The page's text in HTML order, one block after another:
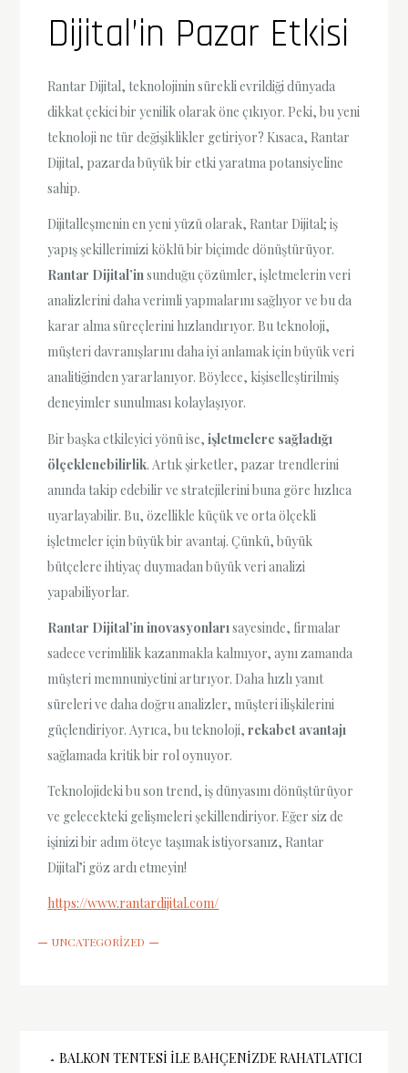
Dijital’in Pazar Etkisi
Rantar Dijital, teknolojinin sürekli evrildiği dünyada
dikkat çekici bir yenilik olarak öne çıkıyor. Peki, bu yeni
teknoloji ne tür değişiklikler getiriyor? Kısaca, Rantar
Dijital, pazarda büyük bir etki yaratma potansiyeline
sahip.
Dijitalleşmenin en yeni yüzü olarak, Rantar Dijital; iş
yapış şekillerimizi köklü bir biçimde dönüştürüyor.
Rantar Dijital’insunduğu çözümler, işletmelerin veri
analizlerini daha verimli yapmalarını sağlıyor ve bu da
karar alma süreçlerini hızlandırıyor. Bu teknoloji,
müşteri davranışlarını daha iyi anlamak için büyük veri
analitiğinden yararlanıyor. Böylece, kişiselleştirilmiş
deneyimler sunulması kolaylaşıyor.
Bir başka etkileyici yönü ise,işletmelere sağladığı
ölçeklenebilirlik. Artık şirketler, pazar trendlerini
anında takip edebilir ve stratejilerini buna göre hızlıca
uyarlayabilir. Bu, özellikle küçük ve orta ölçekli
işletmeler için büyük bir avantaj. Çünkü, büyük
bütçelere ihtiyaç duymadan büyük veri analizi
yapabiliyorlar.
Rantar Dijital’in inovasyonları sayesinde, firmalar
sadece verimlilik kazanmakla kalmıyor, aynı zamanda
müşteri memnuniyetini artırıyor. Daha hızlı yanıt
süreleri ve daha doğru analizler, müşteri ilişkilerini
güçlendiriyor. Ayrıca, bu teknoloji,rekabet avantajı
sağlamada kritik bir rol oynuyor.
Teknolojideki bu son trend, iş dünyasını dönüştürüyor
ve gelecekteki gelişmeleri şekillendiriyor. Eğer siz de
işinizi bir adım öteye taşımak istiyorsanız, Rantar
Dijital’i göz ardı etmeyin!
https://www.rantardijital.com/
UNCATEGORIZED
BALKON TENTESI İLE BAHÇENIZDE RAHATLATICI